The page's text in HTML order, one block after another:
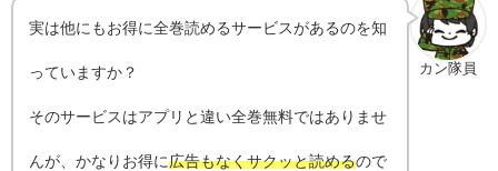
カン隊員
実は他にもお得に全巻読めるサービスがあるのを知
っていますか？
そのサービスはアプリと違い全巻無料ではありませ
んが、かなりお得に広告もなくサクッと読めるので